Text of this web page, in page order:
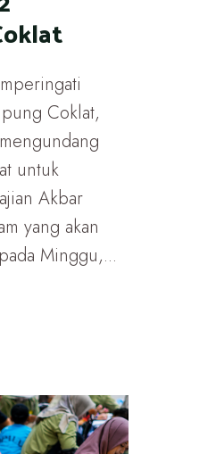
Coklat,
untuk
Akbar
yang akan
Minggu,...